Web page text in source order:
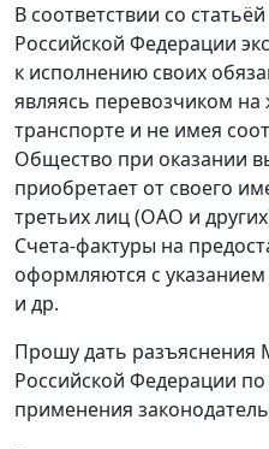
В соответствии со
Российской Федерации
к исполнению своих
являясь перевозчиком
транспорте и не имея
Общество при оказании
приобретает от своего
третьих лиц (ОАО и
Счета-фактуры на
оформляются с
и др.
Прошу дать разъяснения
Российской Федерации
применения